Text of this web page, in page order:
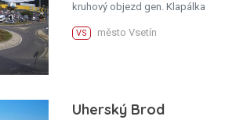
kruhový objezd gen. Klapálka
VS město Vsetín
Uherský Brod